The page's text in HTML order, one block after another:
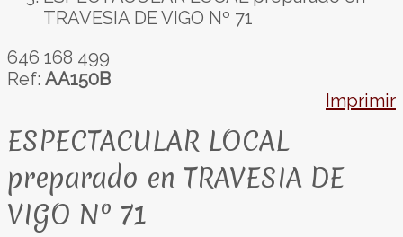
TRAVESIA DE VIGO Nº 71
646 168 499
Ref: AA150B
Imprimir
ESPECTACULAR LOCAL
preparado en TRAVESIA DE
VIGO Nº 71